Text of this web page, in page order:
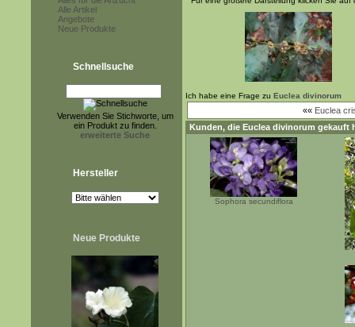
Alle Artikel
Angebote
Neue Produkte
Schnellsuche
Verwenden Sie Stichworte, um
ein Produkt zu finden.
erweiterte Suche
Hersteller
Neue Produkte
Ich habe eine Frage zu Euclea divinorum
«« Euclea
Kunden, die Euclea divinorum gekauft
Sophora secundiflora